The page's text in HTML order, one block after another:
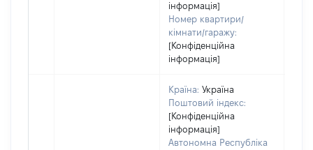
інформація]
Номер квартири/
кімнати/гаражу:
[Конфіденційна
інформація]
Країна: Україна
Поштовий індекс:
[Конфіденційна
інформація]
Автономна Республіка